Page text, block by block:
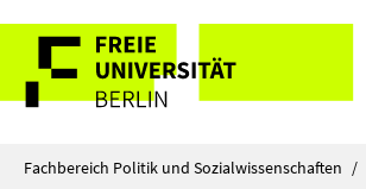
direkt
Inhalt
Service-
Navigation
Fachbereich Politik und Sozialwissenschaften /